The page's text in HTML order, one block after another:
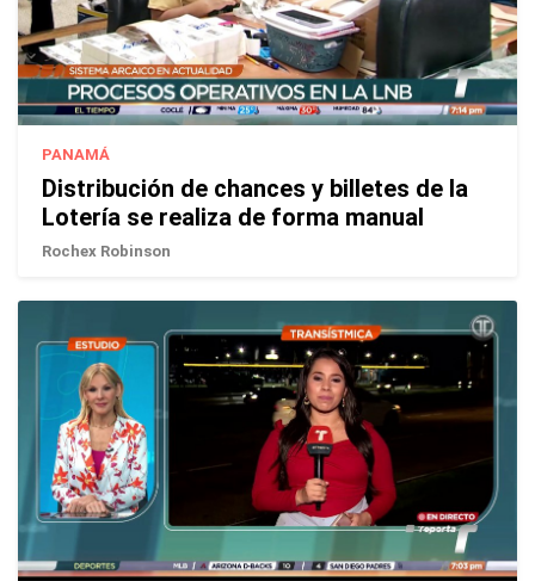
PANAMÁ
Distribución de chances y billetes de la
Lotería se realiza de forma manual
Rochex Robinson